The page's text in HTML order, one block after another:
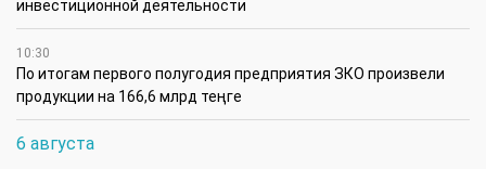
инвестиционной деятельности
10:30
По итогам первого полугодия предприятия ЗКО произвели
продукции на 166,6 млрд теңге
6 августа